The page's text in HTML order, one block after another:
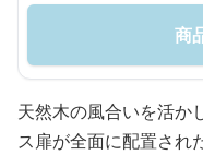
商
天然木の風合いを活か
ス扉が全面に配置され